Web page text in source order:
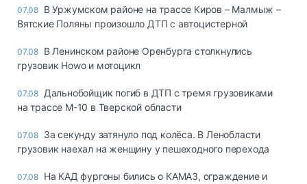
07.08 В Уржумском районе на трассе Киров – Малмыж –
Вятские Поляны произошло ДТП с автоцистерной
07.08 В Ленинском районе Оренбурга столкнулись
грузовик Howo и мотоцикл
07.08 Дальнобойщик погиб в ДТП с тремя грузовиками
на трассе М-10 в Тверской области
07.08 За секунду затянуло под колёса. В Ленобласти
грузовик наехал на женщину у пешеходного перехода
07.08 На КАД фургоны бились о КАМАЗ, ограждение и